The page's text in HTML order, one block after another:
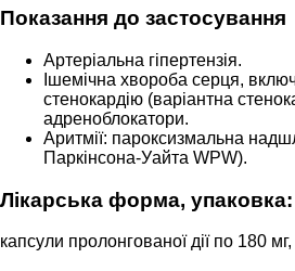
Показання до застосування
Артеріальна гіпертензія.
Ішемічна хвороба серця,
стенокардію (варіантна
адреноблокатори.
Аритмії: пароксизмальна
Паркінсона-Уайта WPW).
Лікарська форма, упаковка:
капсули пролонгованої дії по 180